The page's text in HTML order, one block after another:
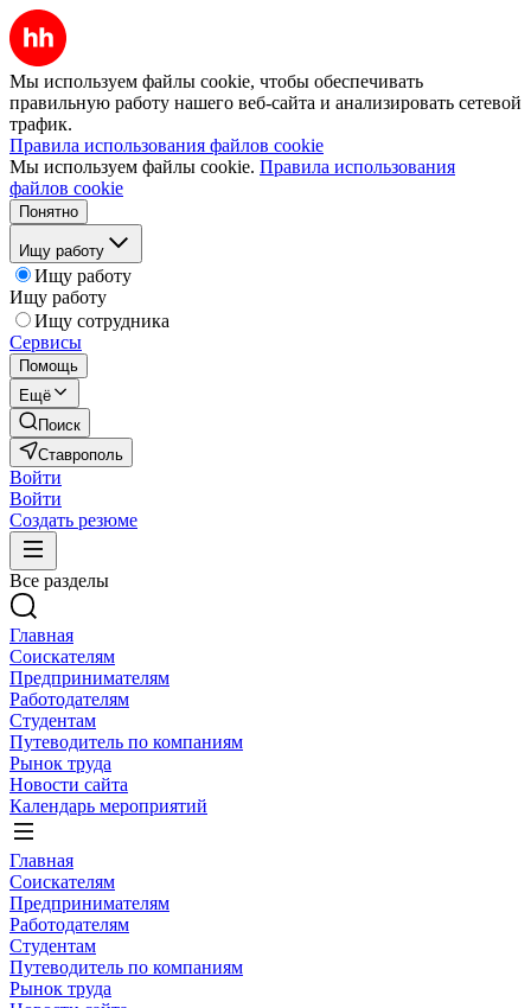
Мы используем файлы cookie, чтобы обеспечивать
правильную работу нашего веб-сайта и анализировать сетевой
трафик.
Правила использования файлов cookie
Мы используем файлы cookie. Правила использования
файлов cookie
Понятно
Ищу работу
Ищу работу
Ищу работу
Ищу сотрудника
Сервисы
Помощь
Ещё
Поиск
Ставрополь
Войти
Войти
Создать резюме
Все разделы
Главная
Соискателям
Предпринимателям
Работодателям
Студентам
Путеводитель по компаниям
Рынок труда
Новости сайта
Календарь мероприятий
Главная
Соискателям
Предпринимателям
Работодателям
Студентам
Путеводитель по компаниям
Рынок труда